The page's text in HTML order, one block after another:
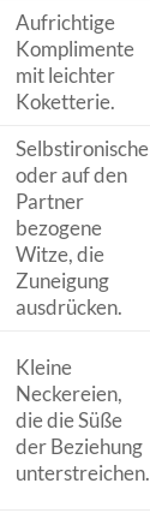
Aufrichtige
Komplimente
mit leichter
Koketterie.
Selbstironische
oder auf den
Partner
bezogene
Witze, die
Zuneigung
ausdrücken.
Kleine
Neckereien,
die die Süße
der Beziehung
unterstreichen.